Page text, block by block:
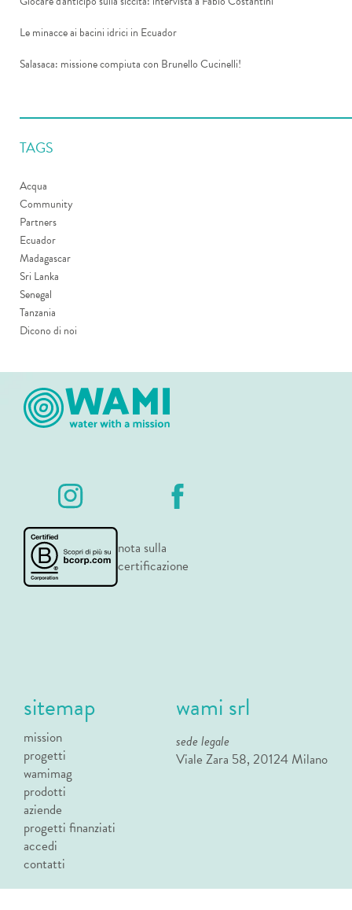
Le minacce ai bacini idrici in Ecuador
Salasaca: missione compiuta con Brunello Cucinelli!
TAGS
Acqua
Community
Partners
Ecuador
Madagascar
Sri Lanka
Senegal
Tanzania
Dicono di noi
nota sulla
certificazione
sitemap
mission
progetti
wamimag
prodotti
aziende
progetti finanziati
accedi
contatti
wami srl
sede legale
Viale Zara 58, 20124 Milano